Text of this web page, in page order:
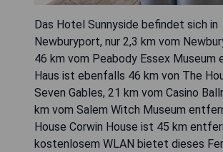
Das Hotel Sunnyside befindet sich in
Newburyport, nur 2,3 km vom
46 km vom Peabody Essex Museum
Haus ist ebenfalls 46 km von The
Seven Gables, 21 km vom Casino
km vom Salem Witch Museum
House Corwin House ist 45 km
kostenlosem WLAN bietet dieses